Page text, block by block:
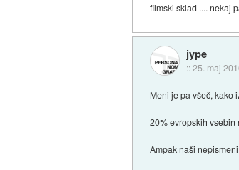
filmski sklad .... nekaj
jype
::25. maj
Meni je pa všeč, kako
20% evropskih vsebin
Ampak naši